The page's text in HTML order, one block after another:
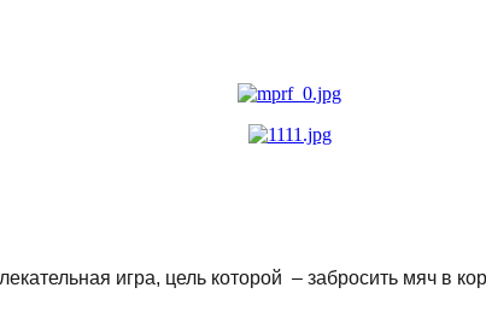
игра, цель которой – забросить мяч в